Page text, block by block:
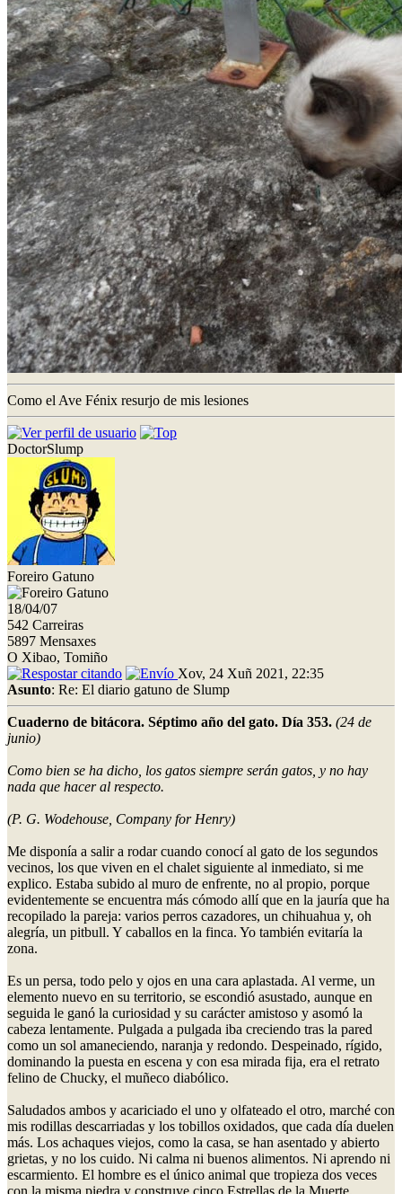
Como el Ave Fénix resurjo de mis lesiones
DoctorSlump
Foreiro Gatuno
18/04/07
542 Carreiras
5897 Mensaxes
O Xibao, Tomiño
Xov, 24 Xuñ 2021, 22:35
Asunto: Re: El diario gatuno de Slump
Cuaderno de bitácora. Séptimo año del gato. Día 353. (24 de
junio)
Como bien se ha dicho, los gatos siempre serán gatos, y no hay
nada que hacer al respecto.
(P. G. Wodehouse, Company for Henry)
Me disponía a salir a rodar cuando conocí al gato de los segundos
vecinos, los que viven en el chalet siguiente al inmediato, si me
explico. Estaba subido al muro de enfrente, no al propio, porque
evidentemente se encuentra más cómodo allí que en la jauría que ha
recopilado la pareja: varios perros cazadores, un chihuahua y, oh
alegría, un pitbull. Y caballos en la finca. Yo también evitaría la
zona.
Es un persa, todo pelo y ojos en una cara aplastada. Al verme, un
elemento nuevo en su territorio, se escondió asustado, aunque en
seguida le ganó la curiosidad y su carácter amistoso y asomó la
cabeza lentamente. Pulgada a pulgada iba creciendo tras la pared
como un sol amaneciendo, naranja y redondo. Despeinado, rígido,
dominando la puesta en escena y con esa mirada fija, era el retrato
felino de Chucky, el muñeco diabólico.
Saludados ambos y acariciado el uno y olfateado el otro, marché con
mis rodillas descarriadas y los tobillos oxidados, que cada día duelen
más. Los achaques viejos, como la casa, se han asentado y abierto
grietas, y no los cuido. Ni calma ni buenos alimentos. Ni aprendo ni
escarmiento. El hombre es el único animal que tropieza dos veces
con la misma piedra y construye cinco Estrellas de la Muerte.